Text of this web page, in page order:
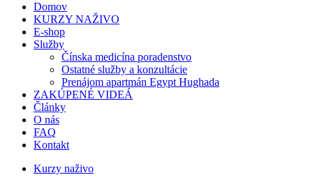
Domov
KURZY NAŽIVO
E-shop
Služby
Čínska medicína poradenstvo
Ostatné služby a konzultácie
Prenájom apartmán Egypt Hughada
ZAKÚPENÉ VIDEÁ
Články
O nás
FAQ
Kontakt
Kurzy naživo